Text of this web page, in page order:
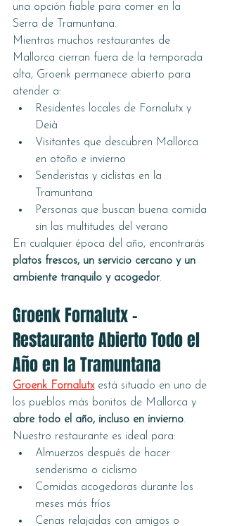
una opción fiable para comer en la
Serra de Tramuntana.
Mientras muchos restaurantes de
Mallorca cierran fuera de la temporada
alta, Groenk permanece abierto para
atender a:
Residentes locales de Fornalutx y
Deià
Visitantes que descubren Mallorca
en otoño e invierno
Senderistas y ciclistas en la
Tramuntana
Personas que buscan buena comida
sin las multitudes del verano
En cualquier época del año, encontrarás
platos frescos, un servicio cercano y un
ambiente tranquilo y acogedor.
Groenk Fornalutx –
Restaurante Abierto Todo el
Año en la Tramuntana
Groenk Fornalutx está situado en uno de
los pueblos más bonitos de Mallorca y
abre todo el año, incluso en invierno.
Nuestro restaurante es ideal para:
Almuerzos después de hacer
senderismo o ciclismo
Comidas acogedoras durante los
meses más fríos
Cenas relajadas con amigos o